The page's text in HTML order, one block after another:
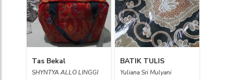
Tas Bekal
SHYNTYA ALLO LINGGI
BATIK TULIS
Yuliana Sri Mulyani